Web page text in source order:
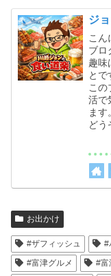
ジ
こん
ブロ
趣味
とで
この
活で
ます
どう
お出かけ
#ザフィッシュ #
#富津グルメ
#富